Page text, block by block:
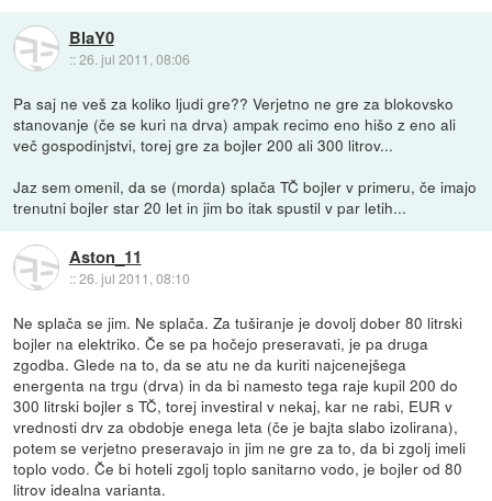
BlaY0
::26. jul 2011, 08:06
Pa saj ne veš za koliko ljudi gre?? Verjetno ne gre za blokovsko
stanovanje (če se kuri na drva) ampak recimo eno hišo z eno ali
več gospodinjstvi, torej gre za bojler 200 ali 300 litrov...
Jaz sem omenil, da se (morda) splača TČ bojler v primeru, če imajo
trenutni bojler star 20 let in jim bo itak spustil v par letih...
Aston_11
::26. jul 2011, 08:10
Ne splača se jim. Ne splača. Za tuširanje je dovolj dober 80 litrski
bojler na elektriko. Če se pa hočejo preseravati, je pa druga
zgodba. Glede na to, da se atu ne da kuriti najcenejšega
energenta na trgu (drva) in da bi namesto tega raje kupil 200 do
300 litrski bojler s TČ, torej investiral v nekaj, kar ne rabi, EUR v
vrednosti drv za obdobje enega leta (če je bajta slabo izolirana),
potem se verjetno preseravajo in jim ne gre za to, da bi zgolj imeli
toplo vodo. Če bi hoteli zgolj toplo sanitarno vodo, je bojler od 80
litrov idealna varianta.